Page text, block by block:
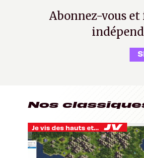
Abonnez-vous
Nos
Je vis des hauts et des bas